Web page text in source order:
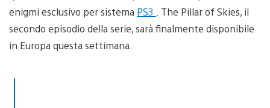
enigmi esclusivo per sistema PS3
. The Pillar of Skies, il
secondo episodio della serie, sarà finalmente disponibile
in Europa questa settimana.